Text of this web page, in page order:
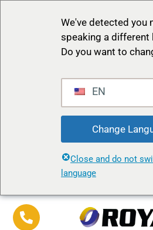
We've detected you
speaking a different
Do you want to
EN
Change
Close and do not
language